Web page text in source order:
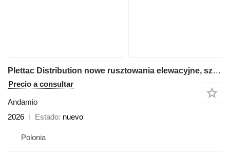
Plettac Distribution nowe rusztowania elewacyjne, szybka dostawa w Polsce i na świeci
Precio a consultar
Andamio
2026
Estado nuevo
Polonia